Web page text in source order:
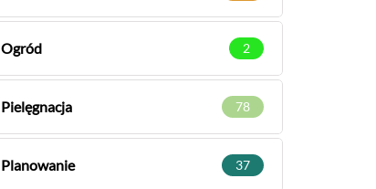
Ogród 2
Pielęgnacja 78
Planowanie 37